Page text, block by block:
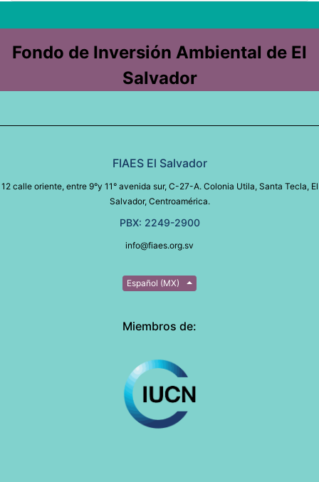
Fondo de Inversión Ambiental de El
Salvador
FIAES El Salvador
12 calle oriente, entre 9°y 11° avenida sur, C-27-A. Colonia Utila, Santa Tecla, El
Salvador, Centroamérica.
PBX: 2249-2900
info@fiaes.org.sv
Español (MX)
Miembros de: